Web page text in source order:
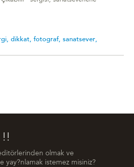
dikkat, fotograf, sanatsever,
!!
olmak ve
yay?nlamak istemez misiniz?